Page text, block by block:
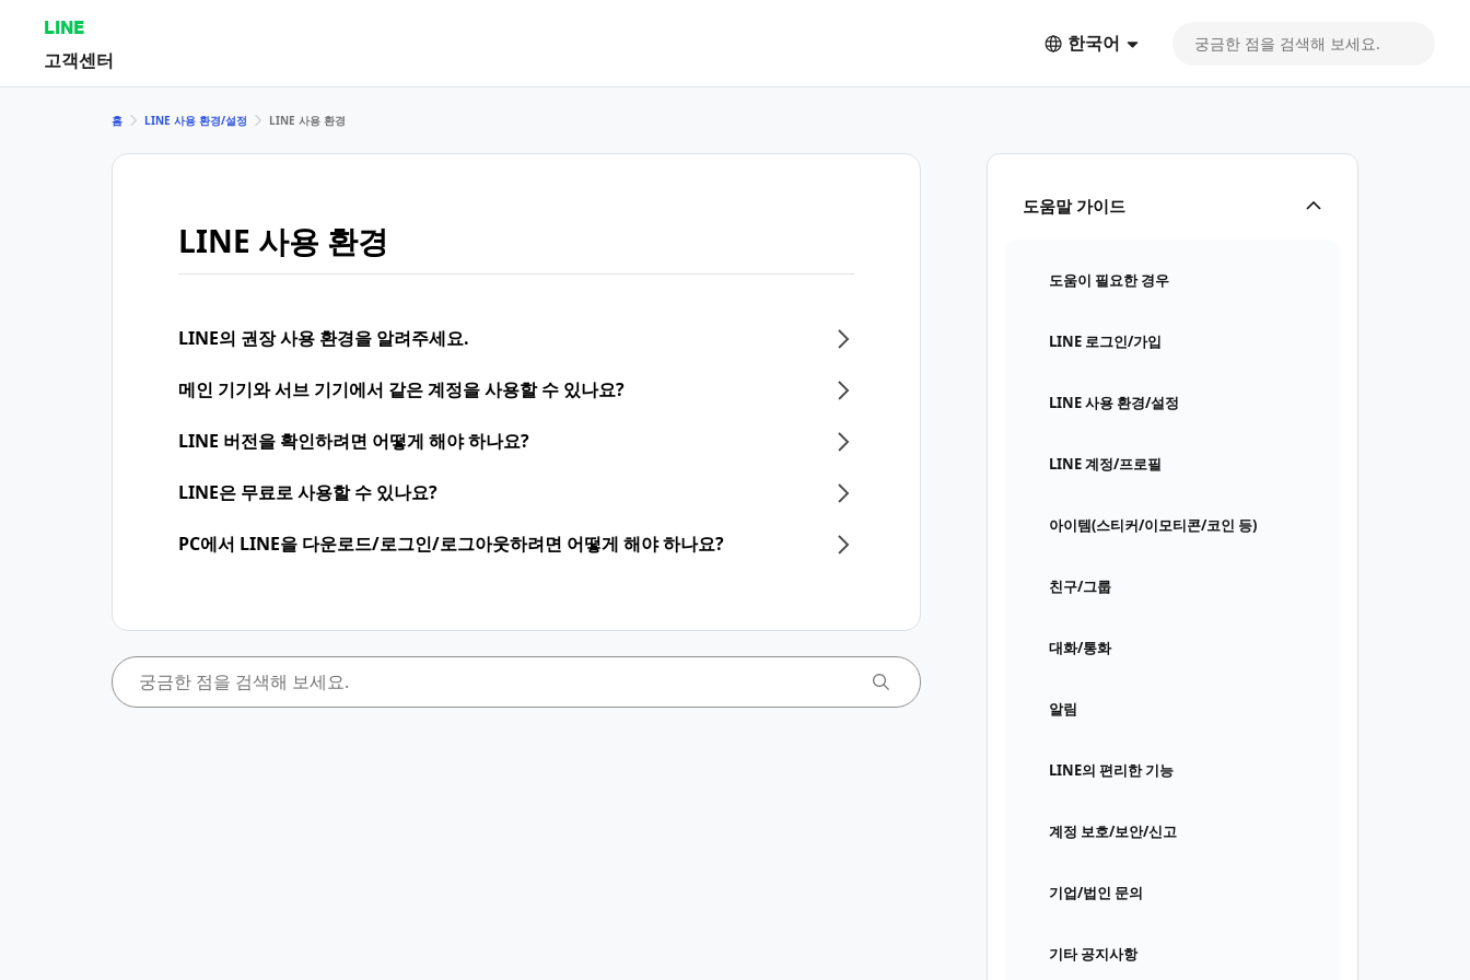
LINE
고객센터
한국어
도움말 가이드
도움이 필요한 경우
LINE 로그인/가입
LINE 사용 환경/설정
LINE 계정/프로필
아이템(스티커/이모티콘/코인 등)
친구/그룹
대화/통화
알림
LINE의 편리한 기능
계정 보호/보안/신고
기업/법인 문의
기타 공지사항
홈 LINE 사용 환경/설정 LINE 사용 환경
LINE 사용 환경
LINE의 권장 사용 환경을 알려주세요.
메인 기기와 서브 기기에서 같은 계정을 사용할 수 있나요?
LINE 버전을 확인하려면 어떻게 해야 하나요?
LINE은 무료로 사용할 수 있나요?
PC에서 LINE을 다운로드/로그인/로그아웃하려면 어떻게 해야 하나요?